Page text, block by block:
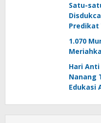
Satu-
Predikat
1.070
Hari Anti
Nanang
Edukasi